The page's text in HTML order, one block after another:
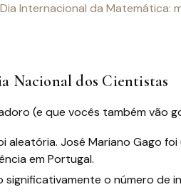
Dia Internacional da Matemática:
Nacional dos Cientistas
(e que vocês também vão
aleatória. José Mariano Gago
em Portugal.
o número de